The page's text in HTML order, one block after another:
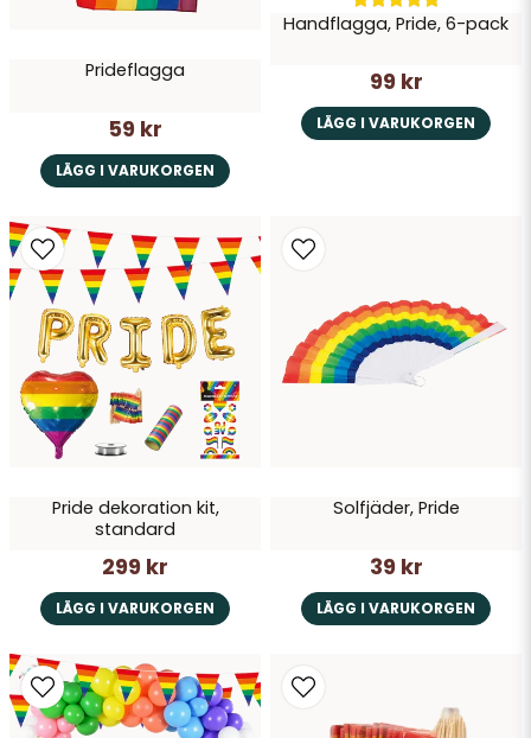
Prideflagga
59 kr
LÄGG I VARUKORGEN
Handflagga, Pride, 6-pack
99 kr
LÄGG I VARUKORGEN
Pride dekoration kit,
standard
299 kr
LÄGG I VARUKORGEN
Solfjäder, Pride
39 kr
LÄGG I VARUKORGEN